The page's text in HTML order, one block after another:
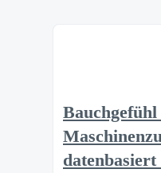
datenbasiert